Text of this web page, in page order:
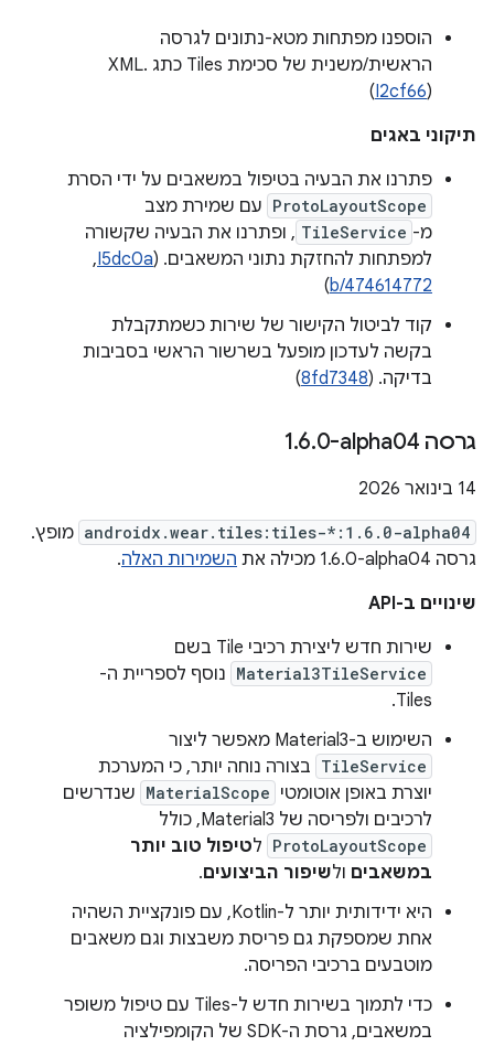
הוספנו מפתחות מטא-נתונים לגרסה
הראשית/משנית של סכימת Tiles כתג XML.
(I2cf66)
תיקוני באגים
פתרנו את הבעיה בטיפול במשאבים על ידי הסרת
ProtoLayoutScope עם שמירת מצב
מ- TileService , ופתרנו את הבעיה שקשורה
למפתחות להחזקת נתוני המשאבים. ‫( I5dc0a
, ‏
b/474614772
)
קוד לביטול הקישור של שירות כשמתקבלת
בקשה לעדכון מופעל בשרשור הראשי בסביבות
בדיקה. (8fd7348
)
גרסה ‎1 .6.0-alpha04
‫14 בינואר 2026
androidx.wear.tiles:tiles-*:1.6.0-alpha04 מופץ.
גרסה ‎1.6.0-alpha04 מכילה את
השמירות האלה.
שינויים ב-API
שירות חדש ליצירת רכיבי Tile בשם
Material3TileService נוסף לספריית ה-
Tiles.
השימוש ב-Material3 מאפשר ליצור
TileService בצורה נוחה יותר, כי המערכת
יוצרת באופן אוטומטי MaterialScope שנדרשים
לרכיבים ולפריסה של Material3, כולל
ProtoLayoutScope לטיפול טוב יותר
במשאבים ולשיפור הביצועים.
היא ידידותית יותר ל-Kotlin, עם פונקציית השהיה
אחת שמספקת גם פריסת משבצות וגם משאבים
מוטבעים ברכיבי הפריסה.
כדי לתמוך בשירות חדש ל-Tiles עם טיפול משופר
במשאבים, גרסת ה-SDK של הקומפילציה